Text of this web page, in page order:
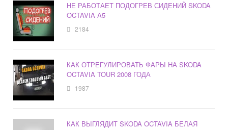
НЕ РАБОТАЕТ ПОДОГРЕВ СИДЕНИЙ SKODA
OCTAVIA A5
2184
КАК ОТРЕГУЛИРОВАТЬ ФАРЫ НА SKODA
OCTAVIA TOUR 2008 ГОДА
1987
КАК ВЫГЛЯДИТ SKODA OCTAVIA БЕЛАЯ